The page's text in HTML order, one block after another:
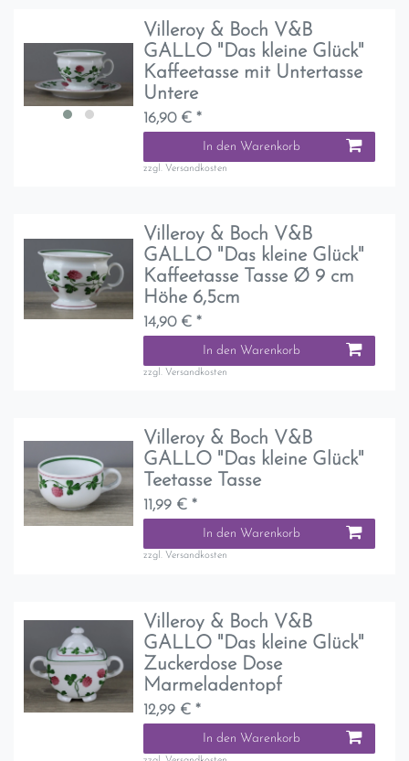
Villeroy & Boch V&B
GALLO "Das kleine Glück"
Kaffeetasse mit Untertasse
Untere
16,90 € *
In den Warenkorb
zzgl. Versandkosten
Villeroy & Boch V&B
GALLO "Das kleine Glück"
Kaffeetasse Tasse Ø 9 cm
Höhe 6,5cm
14,90 € *
In den Warenkorb
zzgl. Versandkosten
Villeroy & Boch V&B
GALLO "Das kleine Glück"
Teetasse Tasse
11,99 € *
In den Warenkorb
zzgl. Versandkosten
Villeroy & Boch V&B
GALLO "Das kleine Glück"
Zuckerdose Dose
Marmeladentopf
12,99 € *
In den Warenkorb